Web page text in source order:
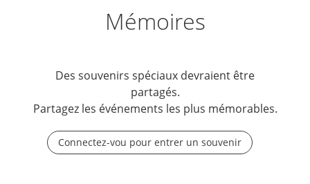
Mémoires
Des souvenirs spéciaux devraient être
partagés.
Partagez les événements les plus mémorables.
Connectez-vou pour entrer un souvenir